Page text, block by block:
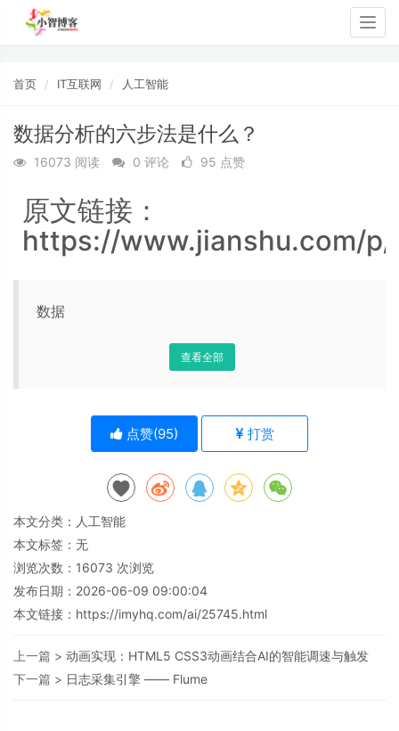
首页 IT互联网 人工智能
数据分析的六步法是什么？
16073 阅读 0 评论 95 点赞
原文链接：
https://www.jianshu.com/
数据
查看全部
点赞(95) 打赏
本文分类： 人工智能
本文标签：无
浏览次数： 16073 次浏览
发布日期：2026-06-09 09:00:04
本文链接： https://imyhq.com/ai/25745.html
上一篇 > 动画实现：HTML5 CSS3动画结合AI的智能调速与触发
下一篇 > 日志采集引擎 —— Flume